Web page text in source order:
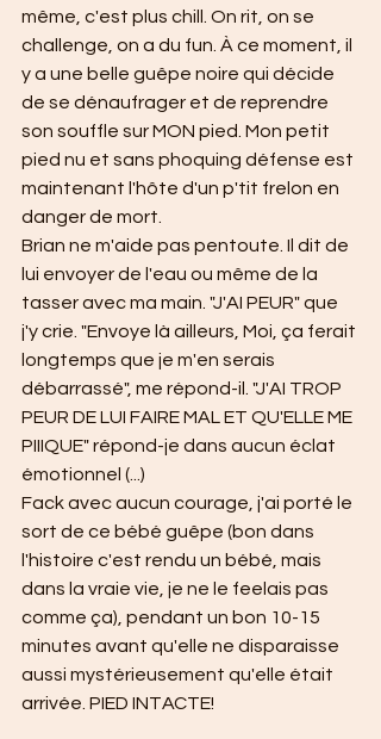
même, c'est plus chill. On rit, on se
challenge, on a du fun. À ce moment, il
y a une belle guêpe noire qui décide
de se dénaufrager et de reprendre
son souffle sur MON pied. Mon petit
pied nu et sans phoquing défense est
maintenant l'hôte d'un p'tit frelon en
danger de mort.
Brian ne m'aide pas pentoute. Il dit de
lui envoyer de l'eau ou même de la
tasser avec ma main. "J'AI PEUR" que
j'y crie. "Envoye là ailleurs, Moi, ça ferait
longtemps que je m'en serais
débarrassé", me répond-il. "J'AI TROP
PEUR DE LUI FAIRE MAL ET QU'ELLE ME
PIIIQUE" répond-je dans aucun éclat
émotionnel (...)
Fack avec aucun courage, j'ai porté le
sort de ce bébé guêpe (bon dans
l'histoire c'est rendu un bébé, mais
dans la vraie vie, je ne le feelais pas
comme ça), pendant un bon 10-15
minutes avant qu'elle ne disparaisse
aussi mystérieusement qu'elle était
arrivée. PIED INTACTE!